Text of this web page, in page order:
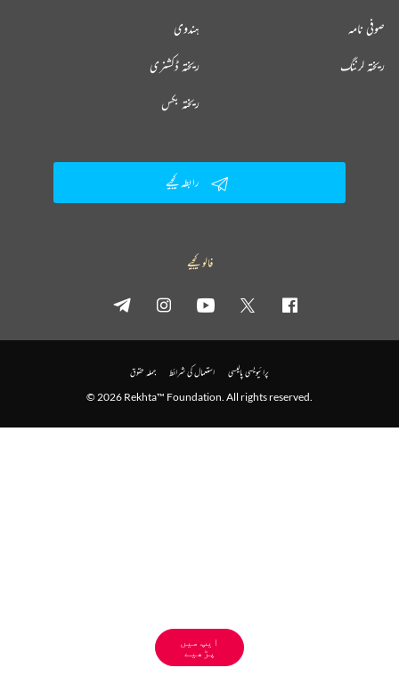
ایپ میں
پڑھیے
ہندوی صوفی نامہ
ریختہ ڈکشنری ریختہ لرننگ
ریختہ بکس
رابطہ کیجیے
فالو کیجیے
پرائیویسی پالیسی استعمال کی شرائط جملہ حقوق
© 2026 Rekhta™ Foundation. All rights reserved.